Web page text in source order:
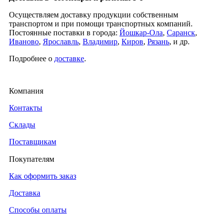
Осуществляем доставку продукции собственным
транспортом и при помощи транспортных компаний.
Постоянные поставки в города: Йошкар-Ола, Саранск,
Иваново, Ярославль, Владимир, Киров, Рязань, и др.
Подробнее о доставке.
Компания
Контакты
Склады
Поставщикам
Покупателям
Как оформить заказ
Доставка
Способы оплаты